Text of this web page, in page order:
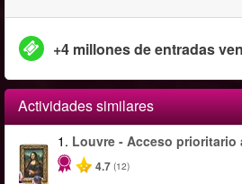
+4 millones de entradas
Actividades similares
1. Louvre - Acceso prioritario
4.7 (12)